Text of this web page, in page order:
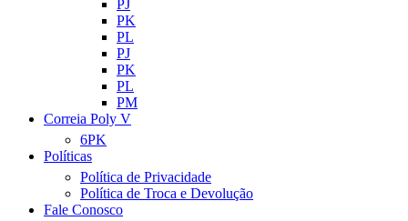
PJ
PK
PL
PJ
PK
PL
PM
Correia Poly V
6PK
Políticas
Política de Privacidade
Política de Troca e Devolução
Fale Conosco